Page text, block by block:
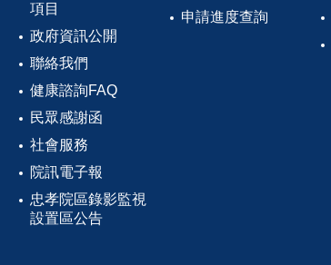
項目
政府資訊公開
聯絡我們
健康諮詢FAQ
民眾感謝函
社會服務
院訊電子報
忠孝院區錄影監視
設置區公告
申請進度查詢